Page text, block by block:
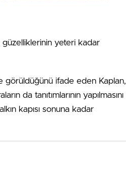
güzelliklerinin yeteri kadar
görüldüğünü ifade eden Kaplan,
da tanıtımlarının yapılmasını
kapısı sonuna kadar